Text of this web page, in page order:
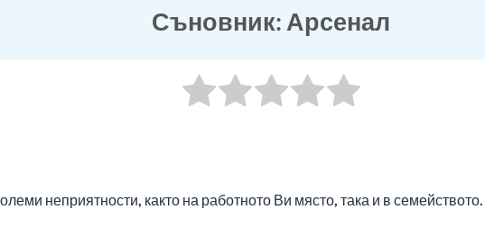
Съновник: Арсенал
неприятности, както на работното Ви място, така и в семейството.